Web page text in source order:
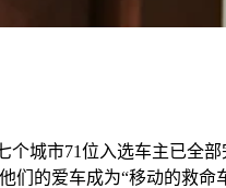
城市71位入选车主已全部
的爱车成为“移动的救命